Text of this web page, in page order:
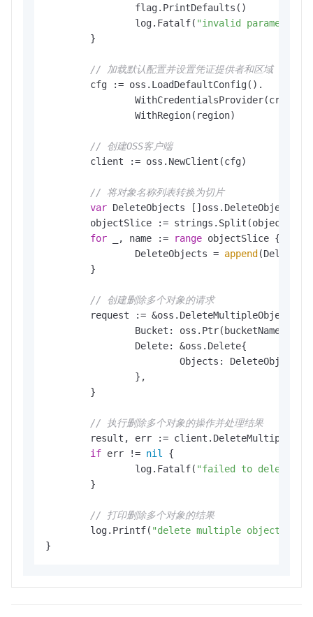
		log.Fatalf(
"invalid parameters,
// 加载默认配置并设置凭证提供者和区域
// 创建OSS客户端
// 将对象名称列表转换为切片
var DeleteObjects []oss.DeleteObject
	objectSlice := strings.Split(objects,
for _, name := range objectSlice {
		DeleteObjects =
append
// 创建删除多个对象的请求
		Bucket: oss.Ptr(bucketName),
			Objects: DeleteObjects,
// 执行删除多个对象的操作并处理结果
if err != nil
{
		log.Fatalf(
"failed to delete
// 打印删除多个对象的结果
	log.Printf(
"delete multiple objects